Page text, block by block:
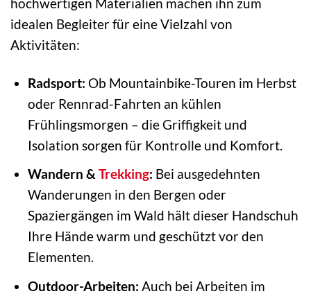
idealen Begleiter für eine Vielzahl von
Aktivitäten:
Radsport: Ob Mountainbike-Touren im Herbst
oder Rennrad-Fahrten an kühlen
Frühlingsmorgen – die Griffigkeit und
Isolation sorgen für Kontrolle und Komfort.
Wandern & Trekking: Bei ausgedehnten
Wanderungen in den Bergen oder
Spaziergängen im Wald hält dieser Handschuh
Ihre Hände warm und geschützt vor den
Elementen.
Outdoor-Arbeiten: Auch bei Arbeiten im